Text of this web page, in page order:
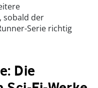
sobald der
Serie richtig
Die